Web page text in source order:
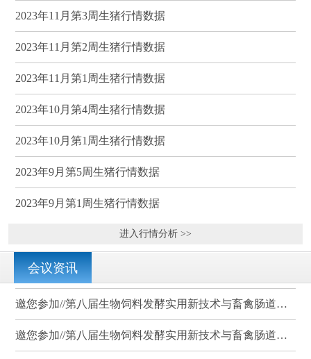
2023年11月第3周生猪行情数据
2023年11月第2周生猪行情数据
2023年11月第1周生猪行情数据
2023年10月第4周生猪行情数据
2023年10月第1周生猪行情数据
2023年9月第5周生猪行情数据
2023年9月第1周生猪行情数据
进入行情分析 >>
会议资讯
邀您参加//第八届生物饲料发酵实用新技术与畜禽肠道健康、营养科学研讨会（武汉）
邀您参加//第八届生物饲料发酵实用新技术与畜禽肠道健康、营养科学研讨会（武汉）